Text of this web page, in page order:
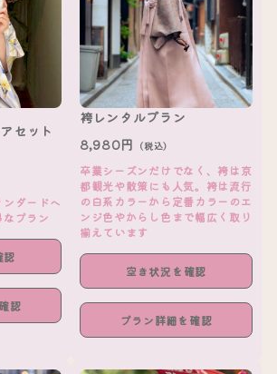
セット
ダードヘ
プラン
認
認
袴レンタルプラン
8,980円 （税込）
卒業シーズンだけでなく、袴は京
都観光や散策にも人気。袴は流行
の白系カラーから定番カラーのエ
ンジ色やからし色まで幅広く取り
揃えています
空き状況を確認
プラン詳細を確認